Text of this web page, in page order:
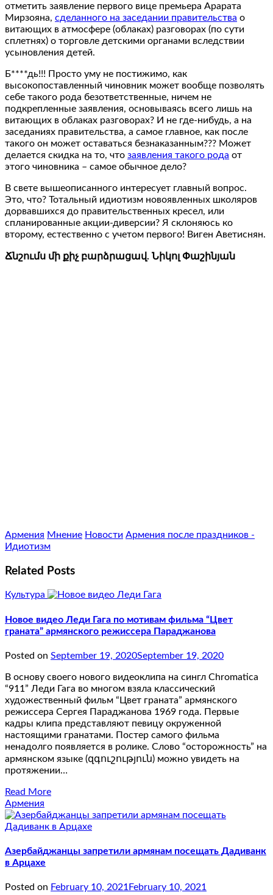
отметить заявление первого вице премьера Арарата
Мирзояна, сделанного на заседании правительства о
витающих в атмосфере (облаках) разговорах (по сути
сплетнях) о торговле детскими органами вследствии
усыновления детей.
Б****дь!!! Просто уму не постижимо, как
высокопоставленный чиновник может вообще позволять
себе такого рода безответственные, ничем не
подкрепленные заявления, основываясь всего лишь на
витающих в облаках разговорах? И не где-нибудь, а на
заседаниях правительства, а самое главное, как после
такого он может оставаться безнаказанным??? Может
делается скидка на то, что заявления такого рода от
этого чиновника – самое обычное дело?
В свете вышеописанного интересует главный вопрос.
Это, что? Тотальный идиотизм новоявленных школяров
дорвавшихся до правительственных кресел, или
спланированные акции-диверсии? Я склоняюсь ко
второму, естественно с учетом первого! Виген Аветиснян.
Ճնշումս մի քիչ բարձրացավ. Նիկոլ Փաշինյան
Армения Мнение Новости Армения после праздников -
Идиотизм
Related Posts
Культура
Новое видео Леди Гага по мотивам фильма “Цвет
граната” армянского режиссера Параджанова
Posted on September 19, 2020September 19, 2020
В основу своего нового видеоклипа на сингл Chromatica
“911” Леди Гага во многом взяла классический
художественный фильм “Цвет граната” армянского
режиссера Сергея Параджанова 1969 года. Первые
кадры клипа представляют певицу окруженной
настоящими гранатами. Постер самого фильма
ненадолго появляется в ролике. Слово “осторожность” на
армянском языке (զգուշություն) можно увидеть на
протяжении…
Read More
Армения
Азербайджанцы запретили армянам посещать Дадиванк
в Арцахе
Posted on February 10, 2021February 10, 2021